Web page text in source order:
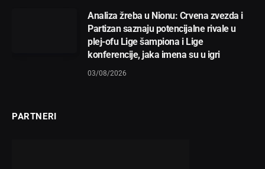
Analiza žreba u Nionu: Crvena zvezda i
Partizan saznaju potencijalne rivale u
plej-ofu Lige šampiona i Lige
konferencije, jaka imena su u igri
03/08/2026
PARTNERI